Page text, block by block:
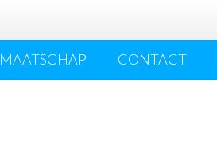
CONTACT